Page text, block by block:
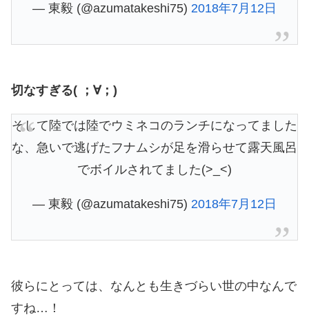
— 東毅 (@azumatakeshi75) 2018年7月12日
切なすぎる( ；∀；)
そして陸では陸でウミネコのランチになってました
な、急いで逃げたフナムシが足を滑らせて露天風呂
でボイルされてました(>_<)
— 東毅 (@azumatakeshi75) 2018年7月12日
彼らにとっては、なんとも生きづらい世の中なんで
すね…！